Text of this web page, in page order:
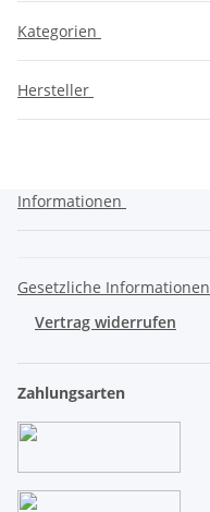
Kategorien
Hersteller
Informationen
Gesetzliche Informationen
Vertrag widerrufen
Zahlungsarten